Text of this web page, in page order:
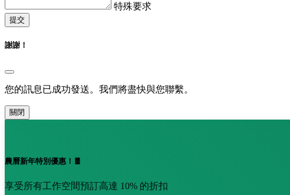
特殊要求
提交
謝謝！
您的訊息已成功發送。我們將盡快與您聯繫。
關閉
農曆新年特別優惠！🧧
享受所有工作空間預訂高達 10% 的折扣